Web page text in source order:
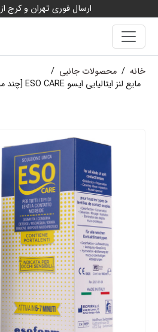
ارسال فوری تهران و کرج از
خانه / محصولات جانبی /
مایع لنز ایتالیایی ایسو ESO CARE [چند منظوره] حجم 100 ml